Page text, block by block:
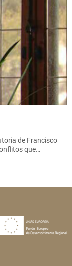
de Francisco
que…